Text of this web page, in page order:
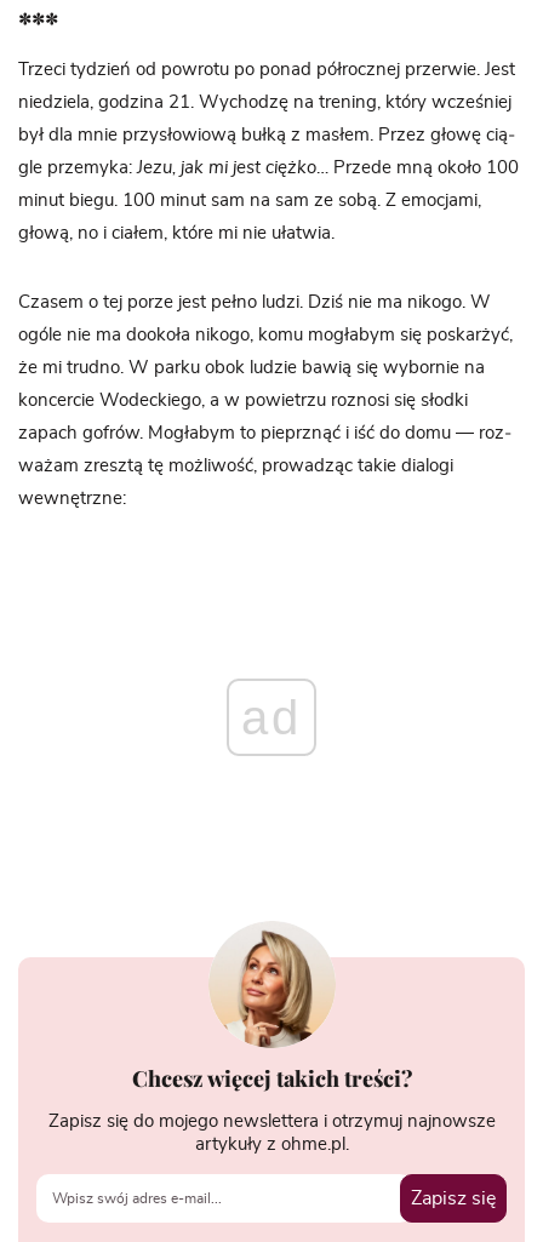
***
Trzeci tydzień od powrotu po ponad pół­rocz­nej prze­rwie. Jest
nie­dziela, godzina 21. Wycho­dzę na tre­ning, który wcze­śniej
był dla mnie przy­sło­wiową bułką z masłem. Przez głowę cią­
gle prze­myka: Jezu, jak mi jest ciężko … Przede mną około 100
minut biegu. 100 minut sam na sam ze sobą. Z emo­cjami,
głową, no i cia­łem, które mi nie ułatwia.
Cza­sem o tej porze jest pełno ludzi. Dziś nie ma nikogo. W
ogóle nie ma dookoła nikogo, komu mogła­bym się poskar­żyć,
że mi trudno. W parku obok ludzie bawią się wybor­nie na
kon­cer­cie Wodec­kiego, a w powie­trzu roz­nosi się słodki
zapach gofrów. Mogła­bym to pie­prz­nąć i iść do domu — roz­
wa­żam zresztą tę moż­li­wość, pro­wa­dząc takie dia­logi
wewnętrzne:
ad
Chcesz więcej takich treści?
Zapisz się do mojego newslettera i otrzymuj najnowsze
artykuły z ohme.pl.
Zapisz się